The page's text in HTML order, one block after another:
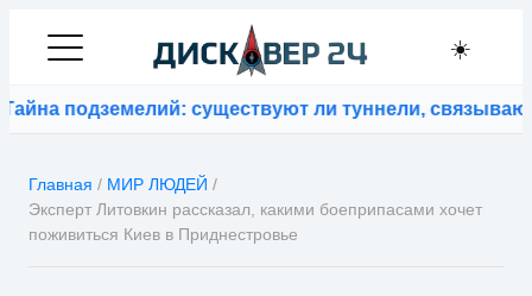
☀️
существуют ли туннели, связывающие
Главная / МИР ЛЮДЕЙ /
Эксперт Литовкин рассказал, какими боеприпасами хочет
поживиться Киев в Приднестровье